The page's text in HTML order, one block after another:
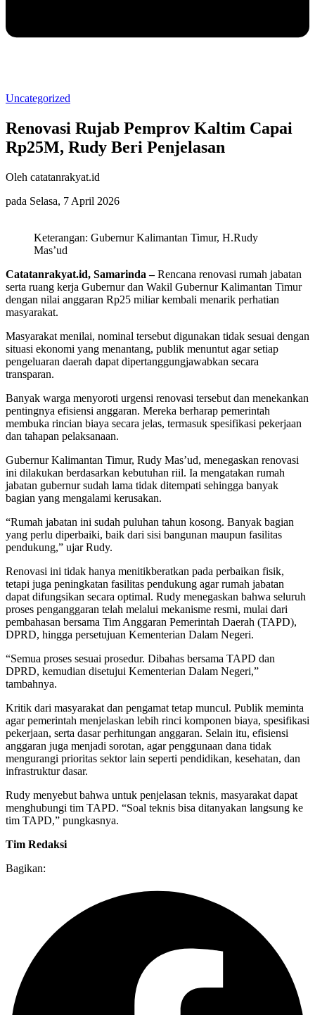
Uncategorized
Renovasi Rujab Pemprov Kaltim Capai
Rp25M, Rudy Beri Penjelasan
Oleh catatanrakyat.id
pada Selasa, 7 April 2026
Keterangan: Gubernur Kalimantan Timur, H.Rudy
Mas’ud
Catatanrakyat.id, Samarinda –Rencana renovasi rumah jabatan
serta ruang kerja Gubernur dan Wakil Gubernur Kalimantan Timur
dengan nilai anggaran Rp25 miliar kembali menarik perhatian
masyarakat.
Masyarakat menilai, nominal tersebut digunakan tidak sesuai dengan
situasi ekonomi yang menantang, publik menuntut agar setiap
pengeluaran daerah dapat dipertanggungjawabkan secara
transparan.
Banyak warga menyoroti urgensi renovasi tersebut dan menekankan
pentingnya efisiensi anggaran. Mereka berharap pemerintah
membuka rincian biaya secara jelas, termasuk spesifikasi pekerjaan
dan tahapan pelaksanaan.
Gubernur Kalimantan Timur, Rudy Mas’ud, menegaskan renovasi
ini dilakukan berdasarkan kebutuhan riil. Ia mengatakan rumah
jabatan gubernur sudah lama tidak ditempati sehingga banyak
bagian yang mengalami kerusakan.
“Rumah jabatan ini sudah puluhan tahun kosong. Banyak bagian
yang perlu diperbaiki, baik dari sisi bangunan maupun fasilitas
pendukung,” ujar Rudy.
Renovasi ini tidak hanya menitikberatkan pada perbaikan fisik,
tetapi juga peningkatan fasilitas pendukung agar rumah jabatan
dapat difungsikan secara optimal. Rudy menegaskan bahwa seluruh
proses penganggaran telah melalui mekanisme resmi, mulai dari
pembahasan bersama Tim Anggaran Pemerintah Daerah (TAPD),
DPRD, hingga persetujuan Kementerian Dalam Negeri.
“Semua proses sesuai prosedur. Dibahas bersama TAPD dan
DPRD, kemudian disetujui Kementerian Dalam Negeri,”
tambahnya.
Kritik dari masyarakat dan pengamat tetap muncul. Publik meminta
agar pemerintah menjelaskan lebih rinci komponen biaya, spesifikasi
pekerjaan, serta dasar perhitungan anggaran. Selain itu, efisiensi
anggaran juga menjadi sorotan, agar penggunaan dana tidak
mengurangi prioritas sektor lain seperti pendidikan, kesehatan, dan
infrastruktur dasar.
Rudy menyebut bahwa untuk penjelasan teknis, masyarakat dapat
menghubungi tim TAPD. “Soal teknis bisa ditanyakan langsung ke
tim TAPD,” pungkasnya.
Tim Redaksi
Bagikan: